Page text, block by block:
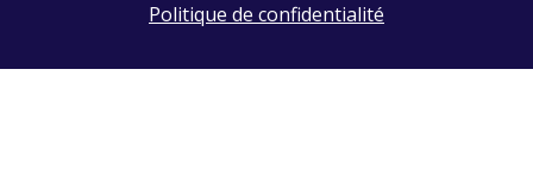
Politique de confidentialité